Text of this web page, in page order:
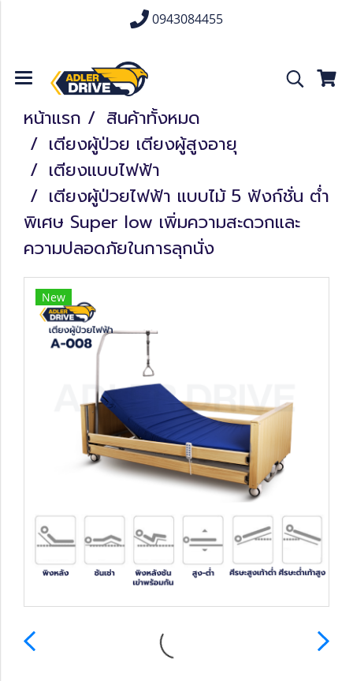
0943084455
หน้าแรก
สินค้าทั้งหมด
เตียงผู้ป่วย เตียงผู้สูงอายุ
เตียงแบบไฟฟ้า
เตียงผู้ป่วยไฟฟ้า แบบไม้ 5 ฟังก์ชั่น ต่ำ
พิเศษ Super low เพิ่มความสะดวกและ
ความปลอดภัยในการลุกนั่ง
New